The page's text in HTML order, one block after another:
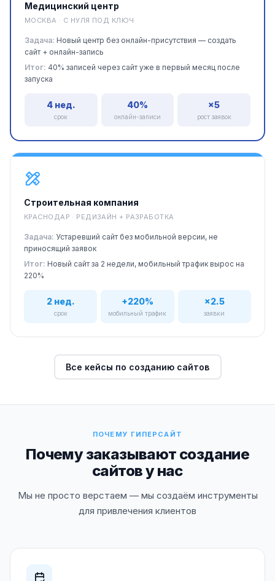
Медицинский центр
МОСКВА · С НУЛЯ ПОД КЛЮЧ
Задача: Новый центр без онлайн-присутствия — создать
сайт + онлайн-запись
Итог: 40% записей через сайт уже в первый месяц после
запуска
4 нед.
срок
40%
онлайн-записи
×5
рост заявок
Строительная компания
КРАСНОДАР · РЕДИЗАЙН + РАЗРАБОТКА
Задача: Устаревший сайт без мобильной версии, не
приносящий заявок
Итог: Новый сайт за 2 недели, мобильный трафик вырос на
220%
2 нед.
срок
+220%
мобильный трафик
×2.5
заявки
Все кейсы по созданию сайтов
ПОЧЕМУ ГИПЕРСАЙТ
Почему заказывают создание
сайтов у нас
Мы не просто верстаем — мы создаём инструменты
для привлечения клиентов